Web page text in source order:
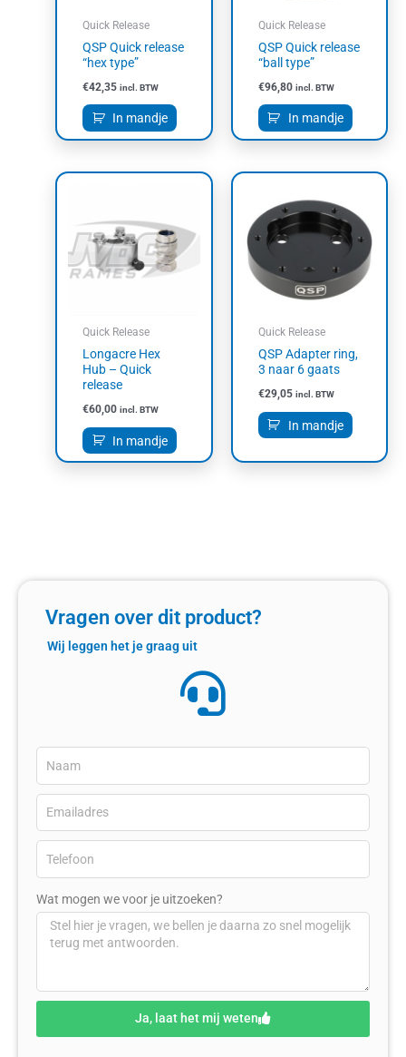
Quick Release
QSP Quick release
“hex type”
€42,35 incl. BTW
In mandje
Quick Release
QSP Quick release
“ball type”
€96,80 incl. BTW
In mandje
Quick Release
Longacre Hex
Hub – Quick
release
€60,00 incl. BTW
In mandje
Quick Release
QSP Adapter ring,
3 naar 6 gaats
€29,05 incl. BTW
In mandje
Vragen over dit product?
Wij leggen het je graag uit
Wat mogen we voor je uitzoeken?
Ja, laat het mij weten